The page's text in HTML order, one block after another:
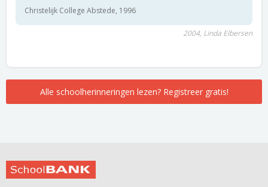
Christelijk College Abstede, 1996
2004, Linda Elbersen
Alle schoolherinneringen lezen? Registreer gratis!